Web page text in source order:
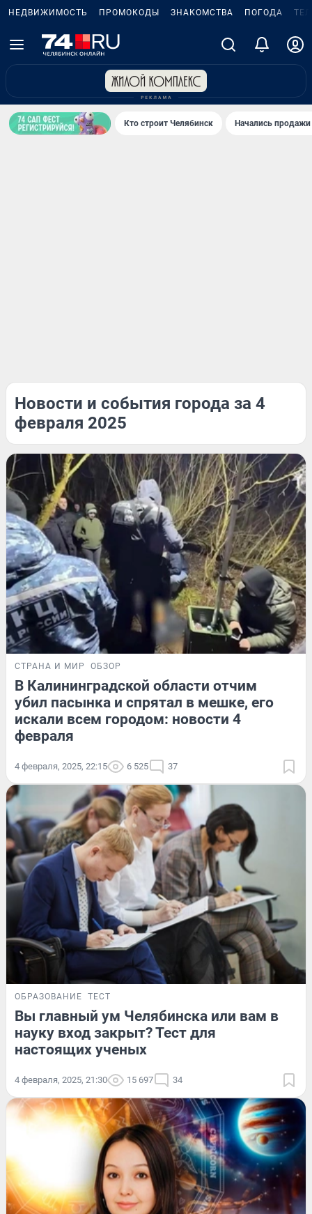
НЕДВИЖИМОСТЬ ПРОМОКОДЫ ЗНАКОМСТВА ПОГОДА
Кто строит Челябинск Начались продажи
Новости и события города за 4
февраля 2025
СТРАНА И МИР ОБЗОР
В Калининградской области отчим
убил пасынка и спрятал в мешке, его
искали всем городом: новости 4
февраля
4 февраля, 2025, 22:15 6 525 37
ОБРАЗОВАНИЕ ТЕСТ
Вы главный ум Челябинска или вам в
науку вход закрыт? Тест для
настоящих ученых
4 февраля, 2025, 21:30 15 697 34